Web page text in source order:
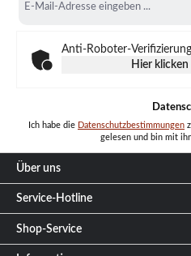
Mail-
Anti-Roboter-Verifizierung
Hier klicken
Ich habe die Datenschutzbestimmungen
gelesen und bin mit
Über uns
Service-Hotline
Shop-Service